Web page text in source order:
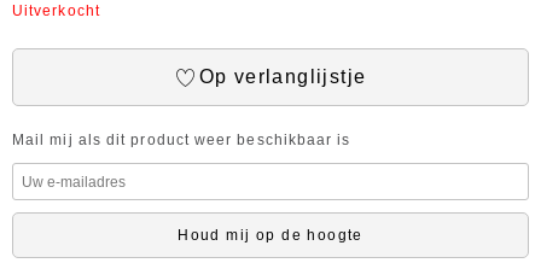
Uitverkocht
Op verlanglijstje
Mail mij als dit product weer beschikbaar is
Houd mij op de hoogte